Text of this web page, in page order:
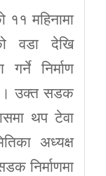
महिनामा
वडा देखि
निर्माण
। उक्त सडक
थप टेवा
अध्यक्ष
निर्माणमा